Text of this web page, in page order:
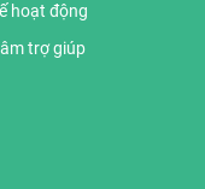
hoạt động
trợ giúp